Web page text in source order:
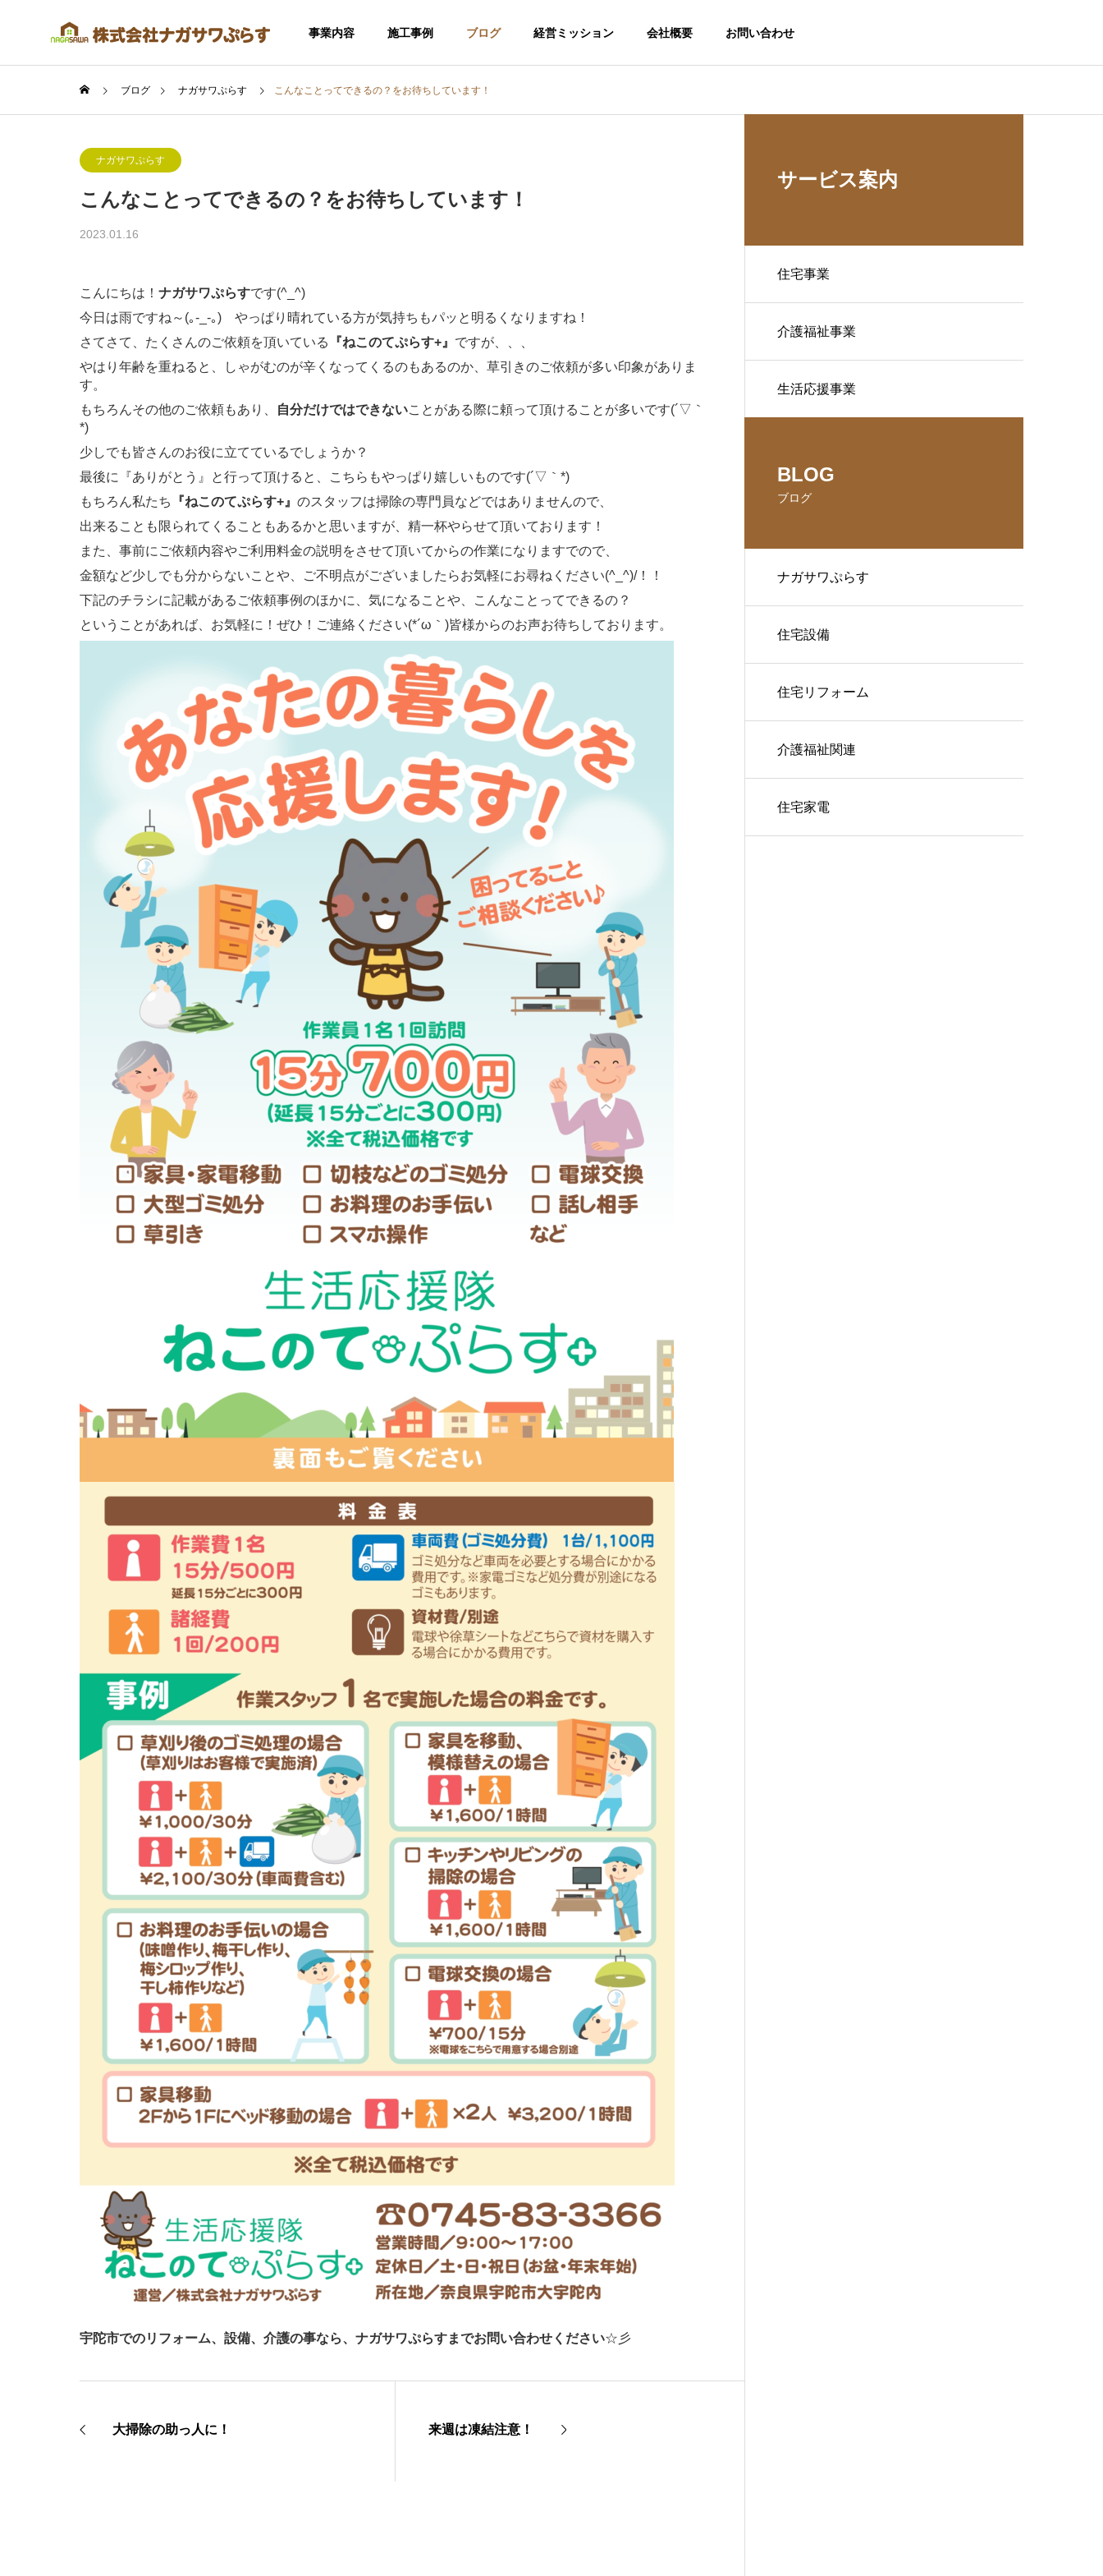
事業内容 施工事例 ブログ 経営ミッション 会社概要 お問い合わせ
SERVICE
事業内容
住宅事業
ブログ ナガサワぷらす こんなことってできるの？をお待ちしています！
ナガサワぷらす
こんなことってできるの？をお待ちしています！
2023.01.16
こんにちは！ ナガサワぷらすです(^_^)
今日は雨ですね～(｡-_-｡) やっぱり晴れている方が気持ちもパッと明るくなりますね！
さてさて、たくさんのご依頼を頂いている
『ねこのてぷらす+』 ですが、、、
やはり年齢を重ねると、しゃがむのが辛くなってくるのもあるのか、草引きのご依頼が多い印象がありま
す。
もちろんその他のご依頼もあり、
自分だけではできないことがある際に頼って頂けることが多いです(´▽｀
*)
少しでも皆さんのお役に立てているでしょうか？
最後に『ありがとう』と行って頂けると、こちらもやっぱり嬉しいものです(´▽｀*)
もちろん私たち
『ねこのてぷらす+』 のスタッフは掃除の専門員などではありませんので、
出来ることも限られてくることもあるかと思いますが、精一杯やらせて頂いております！
また、事前にご依頼内容やご利用料金の説明をさせて頂いてからの作業になりますでので、
金額など少しでも分からないことや、ご不明点がございましたらお気軽にお尋ねください(^_^)/！！
下記のチラシに記載があるご依頼事例のほかに、気になることや、こんなことってできるの？
ということがあれば、お気軽に！ぜひ！ご連絡ください(*´ω｀)皆様からのお声お待ちしております。
宇陀市でのリフォーム、設備、介護の事なら、ナガサワぷらすまでお問い合わせください☆彡
大掃除の助っ人に！ 来週は凍結注意！
サービス案内
住宅事業
介護福祉事業
生活応援事業
BLOG
ブログ
ナガサワぷらす
住宅設備
住宅リフォーム
介護福祉関連
住宅家電